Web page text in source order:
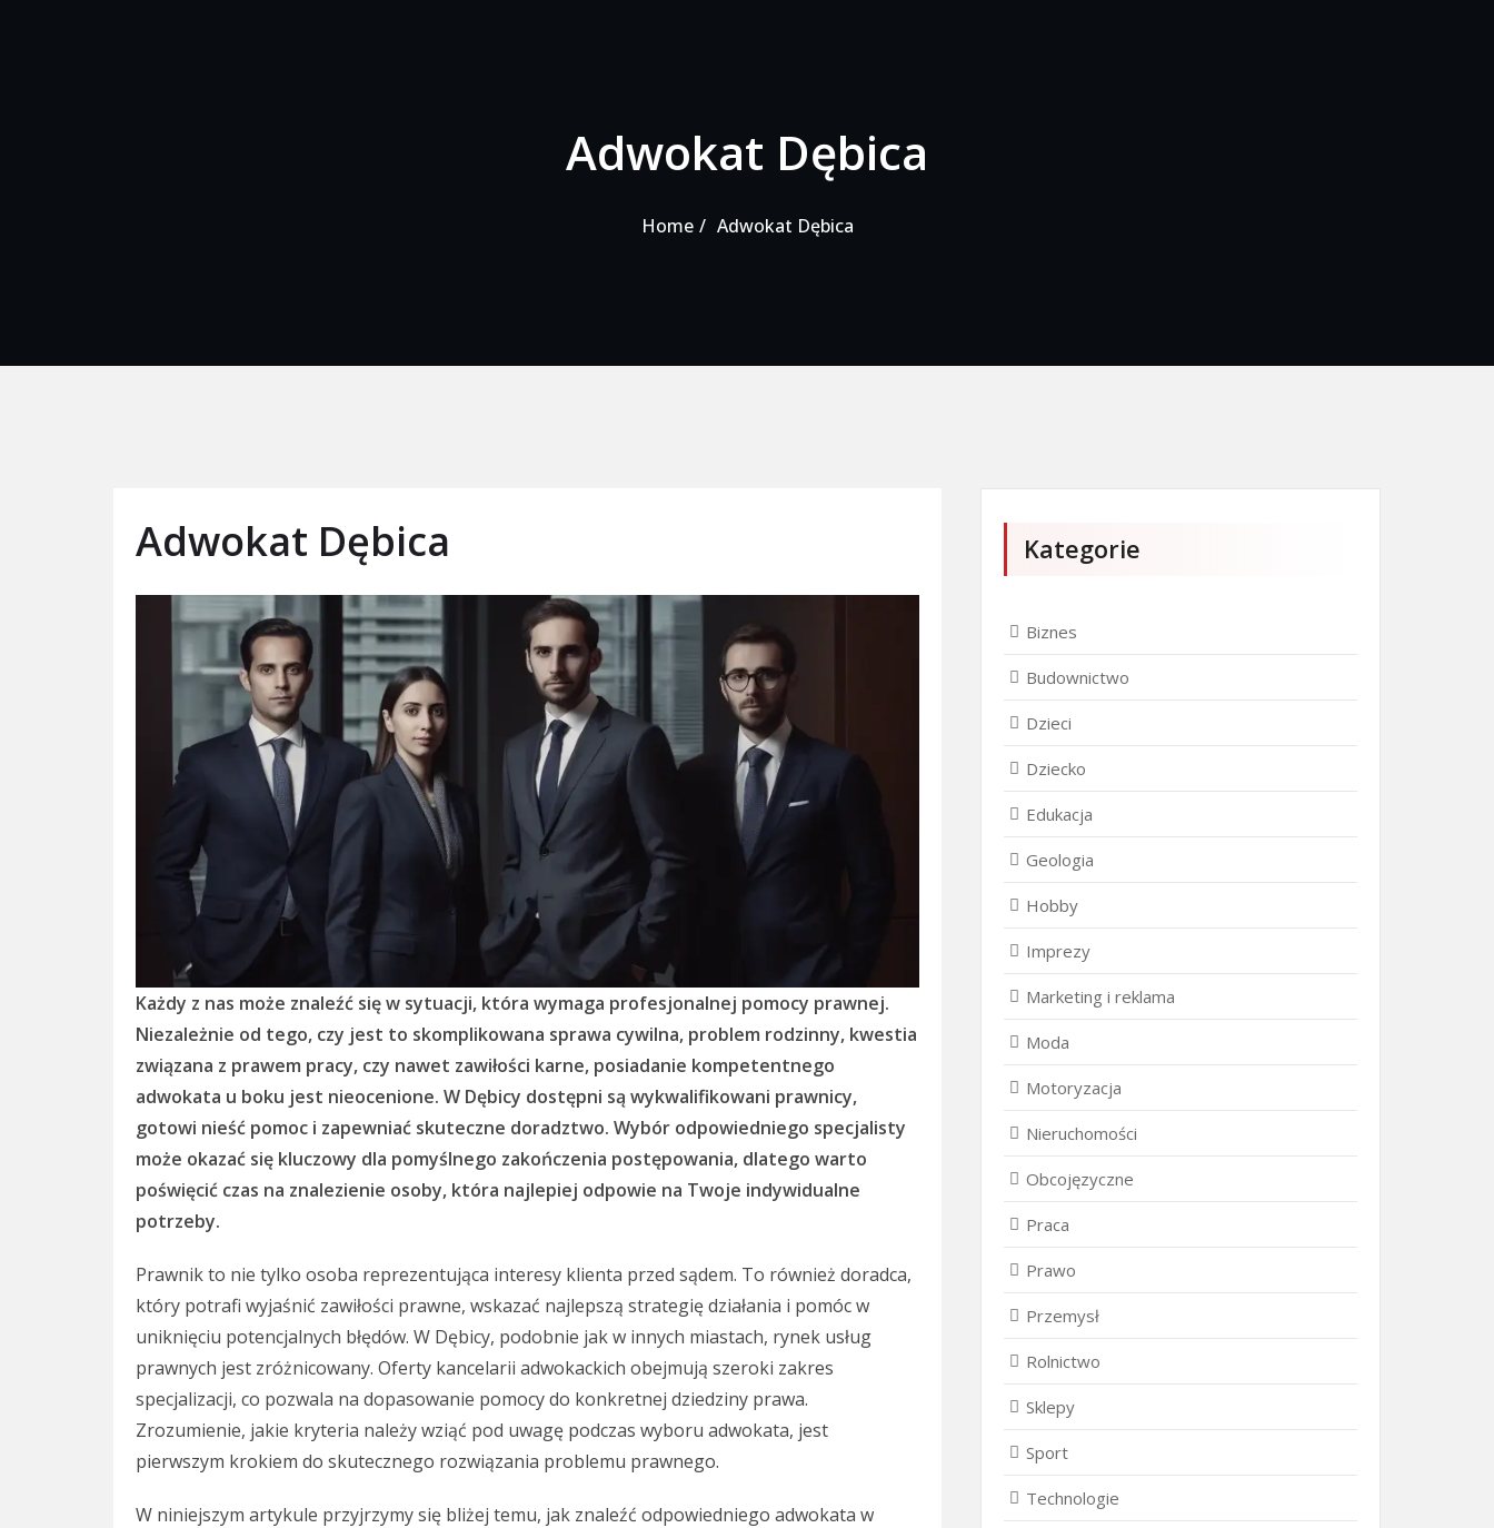
Adwokat Dębica
Home Adwokat Dębica
Adwokat Dębica
Każdy z nas może znaleźć się w sytuacji, która wymaga profesjonalnej pomocy prawnej.
Niezależnie od tego, czy jest to skomplikowana sprawa cywilna, problem rodzinny, kwestia
związana z prawem pracy, czy nawet zawiłości karne, posiadanie kompetentnego
adwokata u boku jest nieocenione. W Dębicy dostępni są wykwalifikowani prawnicy,
gotowi nieść pomoc i zapewniać skuteczne doradztwo. Wybór odpowiedniego specjalisty
może okazać się kluczowy dla pomyślnego zakończenia postępowania, dlatego warto
poświęcić czas na znalezienie osoby, która najlepiej odpowie na Twoje indywidualne
potrzeby.
Prawnik to nie tylko osoba reprezentująca interesy klienta przed sądem. To również doradca,
który potrafi wyjaśnić zawiłości prawne, wskazać najlepszą strategię działania i pomóc w
uniknięciu potencjalnych błędów. W Dębicy, podobnie jak w innych miastach, rynek usług
prawnych jest zróżnicowany. Oferty kancelarii adwokackich obejmują szeroki zakres
specjalizacji, co pozwala na dopasowanie pomocy do konkretnej dziedziny prawa.
Zrozumienie, jakie kryteria należy wziąć pod uwagę podczas wyboru adwokata, jest
pierwszym krokiem do skutecznego rozwiązania problemu prawnego.
W niniejszym artykule przyjrzymy się bliżej temu, jak znaleźć odpowiedniego adwokata w
Kategorie
Biznes
Budownictwo
Dzieci
Dziecko
Edukacja
Geologia
Hobby
Imprezy
Marketing i reklama
Moda
Motoryzacja
Nieruchomości
Obcojęzyczne
Praca
Prawo
Przemysł
Rolnictwo
Sklepy
Sport
Technologie